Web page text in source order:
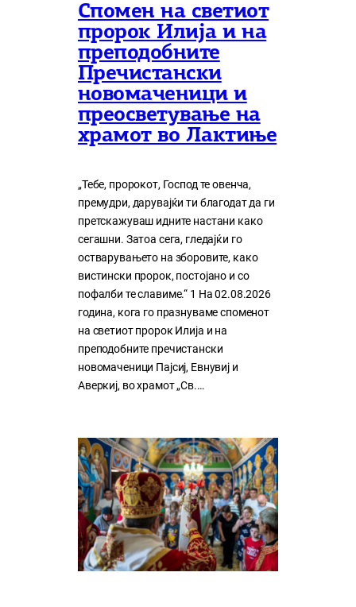
Спомен на светиот
пророк Илија и на
преподобните
Пречистански
новомаченици и
преосветување на
храмот во Лактиње
„Тебе, пророкот, Господ те овенча,
премудри, дарувајќи ти благодат да ги
претскажуваш идните настани како
сегашни. Затоа сега, гледајќи го
остварувањето на зборовите, како
вистински пророк, постојано и со
пофалби те славиме.“ 1 На 02.08.2026
година, кога го празнуваме споменот
на светиот пророк Илија и на
преподобните пречистански
новомаченици Пајсиј, Евнувиј и
Аверкиј, во храмот „Св.…